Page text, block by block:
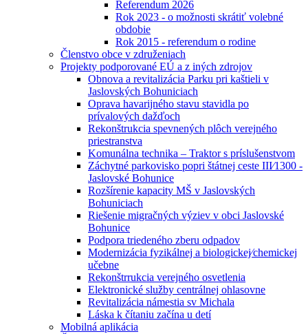
Referendum 2026
Rok 2023 - o možnosti skrátiť volebné
obdobie
Rok 2015 - referendum o rodine
Členstvo obce v združeniach
Projekty podporované EÚ a z iných zdrojov
Obnova a revitalizácia Parku pri kaštieli v
Jaslovských Bohuniciach
Oprava havarijného stavu stavidla po
prívalových dažďoch
Rekonštrukcia spevnených plôch verejného
priestranstva
Komunálna technika – Traktor s príslušenstvom
Záchytné parkovisko popri štátnej ceste III⁄1300 -
Jaslovské Bohunice
Rozšírenie kapacity MŠ v Jaslovských
Bohuniciach
Riešenie migračných výziev v obci Jaslovské
Bohunice
Podpora triedeného zberu odpadov
Modernizácia fyzikálnej a biologickej⁄chemickej
učebne
Rekonštrrukcia verejného osvetlenia
Elektronické služby centrálnej ohlasovne
Revitalizácia námestia sv Michala
Láska k čítaniu začína u detí
Mobilná aplikácia